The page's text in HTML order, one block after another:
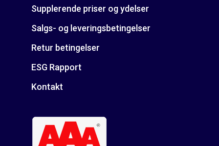
Supplerende priser og ydelser
Salgs- og leveringsbetingelser
Retur betingelser
ESG Rapport
Kontakt